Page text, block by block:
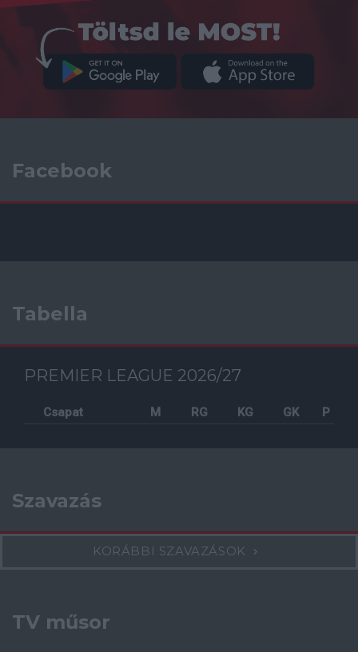
Facebook
Tabella
PREMIER LEAGUE 2026/27
Csapat M RG KG GK P
Szavazás
KORÁBBI SZAVAZÁSOK
TV műsor